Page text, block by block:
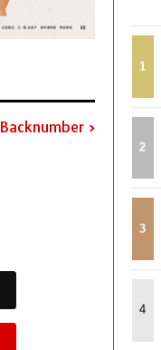
Backnumber
1
2
3
4